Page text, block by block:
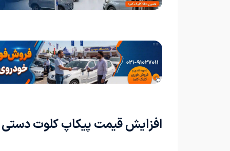
افزایش قیمت پیکاپ کلوت دستی